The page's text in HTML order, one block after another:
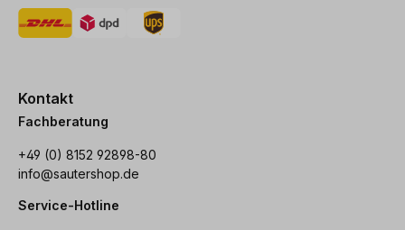
Kontakt
Fachberatung
+49 (0) 8152 92898-80
info@sautershop.de
Service-Hotline